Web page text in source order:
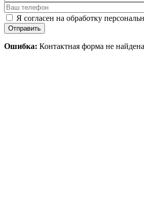
Я согласен на обработку
Отправить
Ошибка: Контактная форма не